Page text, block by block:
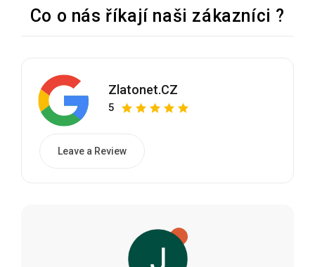
Co o nás říkají naši zákazníci ?
Zlatonet.CZ
5
Leave a Review